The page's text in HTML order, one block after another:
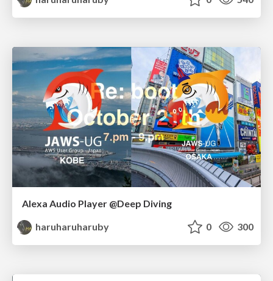
Alexa Audio Player @Deep Diving
haruharuharuby
0 300